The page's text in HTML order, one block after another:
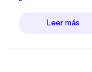
Leer más